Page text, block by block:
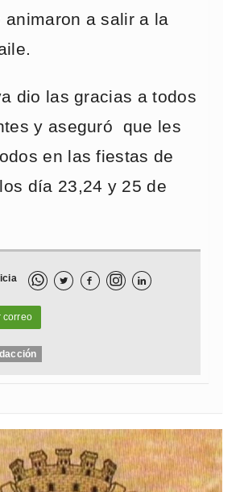
animaron a salir a la
dio las gracias a todos
y aseguró que les
en las fiestas de
día 23,24 y 25 de
  
correo